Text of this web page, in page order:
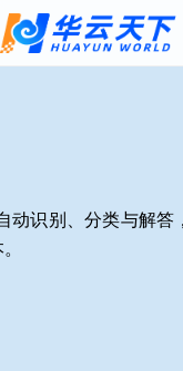
动识别、分类与解答